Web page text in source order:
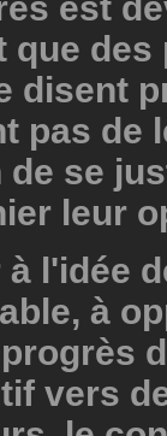
est
que
disent
pas de
se
leur
l'idée
à
vers